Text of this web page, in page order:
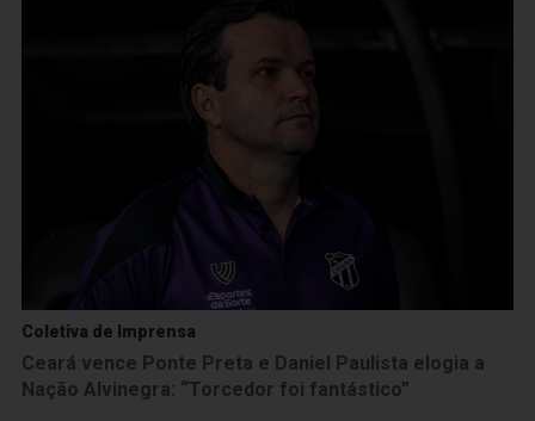
Coletiva de Imprensa
Ceará vence Ponte Preta e Daniel Paulista elogia a
Nação Alvinegra: “Torcedor foi fantástico”